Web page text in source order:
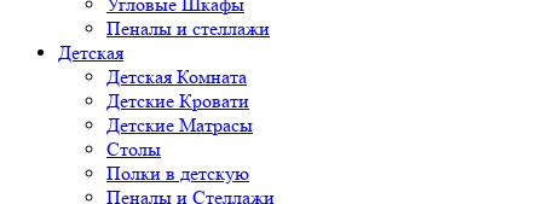
Пеналы и стеллажи
Детская
Детская Комната
Детские Кровати
Детские Матрасы
Столы
Полки в детскую
Пеналы и Стеллажи